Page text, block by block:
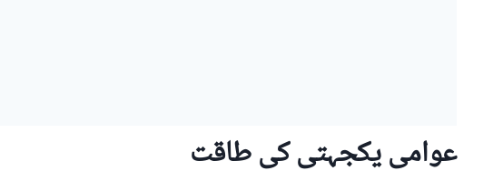
عوامی یکجہتی کی طاقت